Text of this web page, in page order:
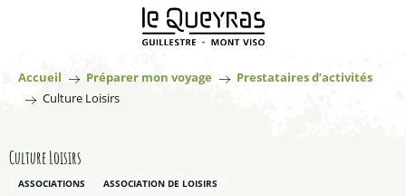
principal
Accueil Préparer mon voyage
Prestataires d’activités
Culture Loisirs
Culture Loisirs
ASSOCIATIONS ASSOCIATION DE LOISIRS